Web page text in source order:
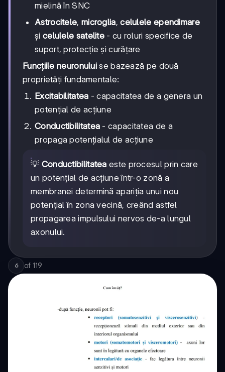
mielină în SNC
Astrocitele, microglia,celulele ependimare
și celulele satelite - cu roluri specifice de
suport, protecție și curățare
Funcțiile neuronului se bazează pe două
proprietăți fundamentale:
Excitabilitatea - capacitatea de a genera un
potențial de acțiune
Conductibilitatea - capacitatea de a
propaga potențialul de acțiune
💡 Conductibilitatea este procesul prin care
un potențial de acțiune într-o zonă a
membranei determină apariția unui nou
potențial în zona vecină, creând astfel
propagarea impulsului nervos de-a lungul
axonului.
6 of 119